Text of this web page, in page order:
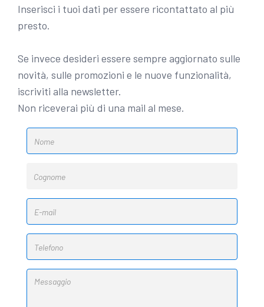
Inserisci i tuoi dati per essere ricontattato al più
presto.
Se invece desideri essere sempre aggiornato sulle
novità, sulle promozioni e le nuove funzionalità,
iscriviti alla newsletter.
Non riceverai più di una mail al mese.